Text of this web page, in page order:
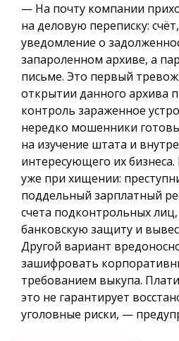
— На почту компании
на деловую переписку:
уведомление о
запароленном архиве, а
письме. Это первый
открытии данного архива
контроль зараженное
нередко мошенники
на изучение штата и
интересующего их
уже при хищении:
поддельный зарплатный
счета подконтрольных
банковскую защиту и
Другой вариант
зашифровать
требованием выкупа.
это не гарантирует
уголовные риски, —